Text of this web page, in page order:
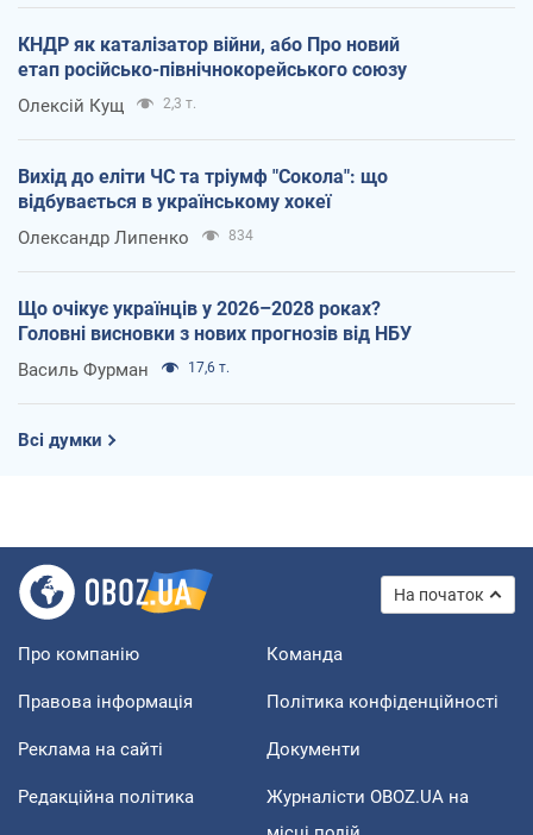
КНДР як каталізатор війни, або Про новий
етап російсько-північнокорейського союзу
Олексій Кущ 2,3 т.
Вихід до еліти ЧС та тріумф "Сокола": що
відбувається в українському хокеї
Олександр Липенко 834
Що очікує українців у 2026–2028 роках?
Головні висновки з нових прогнозів від НБУ
Василь Фурман 17,6 т.
Всі думки
На початок
Про компанію Команда
Правова інформація Політика конфіденційності
Реклама на сайті Документи
Редакційна політика
Журналісти OBOZ.UA на